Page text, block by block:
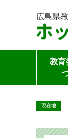
広島県
教育
現在地